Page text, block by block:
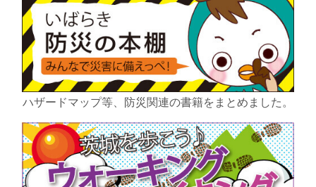
ハザードマップ等、防災関連の書籍をまとめました。